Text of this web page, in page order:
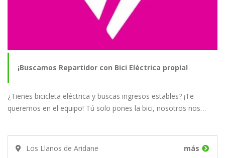
¡Buscamos Repartidor con Bici Eléctrica propia!
¿Tienes bicicleta eléctrica y buscas ingresos estables? ¡Te
queremos en el equipo! Tú solo pones la bici, nosotros nos…
Los Llanos de Aridane más